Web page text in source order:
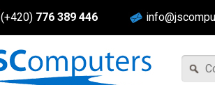
(+420) 776 389 446